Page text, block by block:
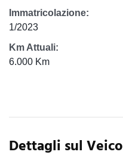
Immatricolazione:
1/2023
Km Attuali:
6.000 Km
Dettagli sul